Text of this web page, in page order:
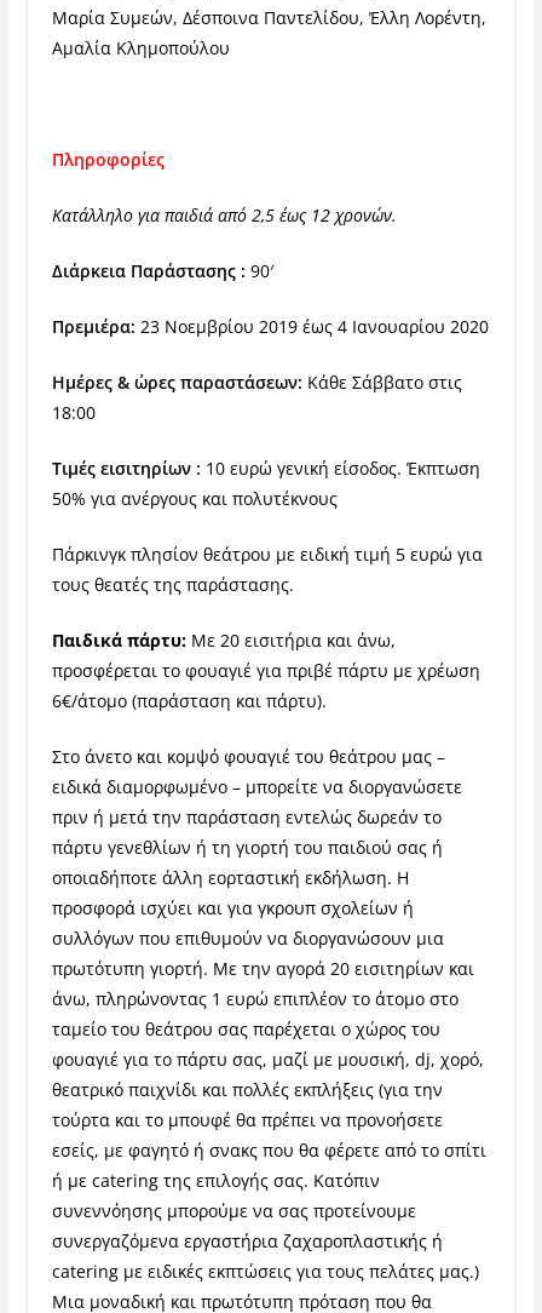
Μαρία Συμεών, Δέσποινα Παντελίδου, Έλλη Λορέντη,
Αμαλία Κλημοπούλου
Πληροφορίες
Κατάλληλο για παιδιά από 2,5 έως 12 χρονών.
Διάρκεια Παράστασης : 90′
Πρεμιέρα: 23 Νοεμβρίου 2019 έως 4 Ιανουαρίου 2020
Ημέρες & ώρες παραστάσεων: Κάθε Σάββατο στις
18:00
Τιμές εισιτηρίων : 10 ευρώ γενική είσοδος. Έκπτωση
50% για ανέργους και πολυτέκνους
Πάρκινγκ πλησίον θεάτρου με ειδική τιμή 5 ευρώ για
τους θεατές της παράστασης.
Παιδικά πάρτυ: Με 20 εισιτήρια και άνω,
προσφέρεται το φουαγιέ για πριβέ πάρτυ με χρέωση
6€/άτομο (παράσταση και πάρτυ).
Στο άνετο και κομψό φουαγιέ του θεάτρου μας –
ειδικά διαμορφωμένο – μπορείτε να διοργανώσετε
πριν ή μετά την παράσταση εντελώς δωρεάν το
πάρτυ γενεθλίων ή τη γιορτή του παιδιού σας ή
οποιαδήποτε άλλη εορταστική εκδήλωση. Η
προσφορά ισχύει και για γκρουπ σχολείων ή
συλλόγων που επιθυμούν να διοργανώσουν μια
πρωτότυπη γιορτή. Με την αγορά 20 εισιτηρίων και
άνω, πληρώνοντας 1 ευρώ επιπλέον το άτομο στο
ταμείο του θεάτρου σας παρέχεται ο χώρος του
φουαγιέ για το πάρτυ σας, μαζί με μουσική, dj, χορό,
θεατρικό παιχνίδι και πολλές εκπλήξεις (για την
τούρτα και το μπουφέ θα πρέπει να προνοήσετε
εσείς, με φαγητό ή σνακς που θα φέρετε από το σπίτι
ή με catering της επιλογής σας. Κατόπιν
συνεννόησης μπορούμε να σας προτείνουμε
συνεργαζόμενα εργαστήρια ζαχαροπλαστικής ή
catering με ειδικές εκπτώσεις για τους πελάτες μας.)
Μια μοναδική και πρωτότυπη πρόταση που θα